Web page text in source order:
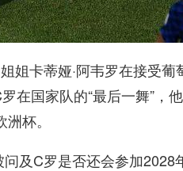
姐卡蒂娅·阿韦罗在接受
国家队的“最后一舞”，
杯。
及C罗是否还会参加2028